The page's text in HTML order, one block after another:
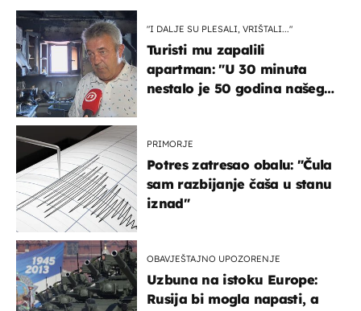
"I DALJE SU PLESALI, VRIŠTALI..."
Turisti mu zapalili
apartman: "U 30 minuta
nestalo je 50 godina našeg
PRIMORJE
Potres zatresao obalu: "Čula
sam razbijanje čaša u stanu
iznad"
OBAVJEŠTAJNO UPOZORENJE
Uzbuna na istoku Europe:
Rusija bi mogla napasti, a